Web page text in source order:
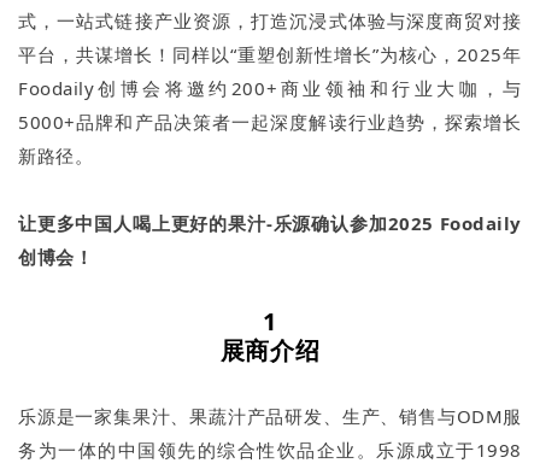
式，一站式链接产业资源，打造沉浸式体验与深度商贸对接
平台，共谋增长！同样以“重塑创新性增长”为核心，2025年
Foodaily创博会将邀约200+商业领袖和行业大咖，与
5000+品牌和产品决策者一起深度解读行业趋势，探索增长
新路径。
让更多中国人喝上更好的果汁-乐源确认参加2025 Foodaily
创博会！
1
展商介绍
乐源是一家集果汁、果蔬汁产品研发、生产、销售与ODM服
务为一体的中国领先的综合性饮品企业。乐源成立于1998